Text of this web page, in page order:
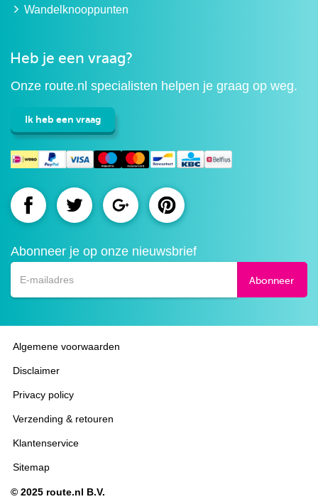
Wandelknooppunten
Heb je een vraag?
Onze route.nl specialisten helpen je graag op weg.
Ik heb een vraag
Route.nl
Facebook
Route.nlRoute.nlRoute.nl
Abonneer je op onze nieuwsbrief
Abonneer
Algemene voorwaarden
Disclaimer
Privacy policy
Verzending & retouren
Klantenservice
Sitemap
© 2025 route.nl B.V.